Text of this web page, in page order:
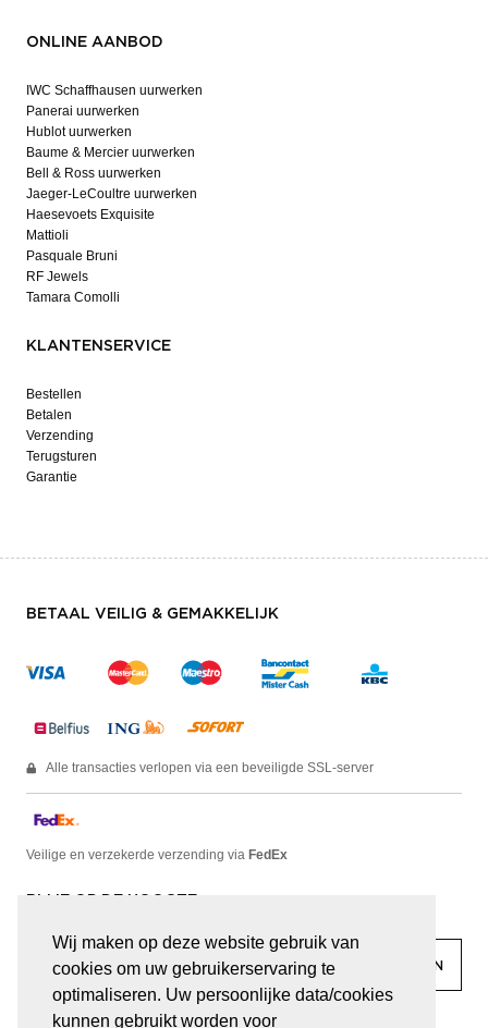
Wij maken op deze website gebruik van
cookies om uw gebruikerservaring te
optimaliseren. Uw persoonlijke data/cookies
kunnen gebruikt worden voor
ONLINE AANBOD
IWC Schaffhausen uurwerken
Panerai uurwerken
Hublot uurwerken
Baume & Mercier uurwerken
Bell & Ross uurwerken
Jaeger-LeCoultre uurwerken
Haesevoets Exquisite
Mattioli
Pasquale Bruni
RF Jewels
Tamara Comolli
KLANTENSERVICE
Bestellen
Betalen
Verzending
Terugsturen
Garantie
BETAAL VEILIG & GEMAKKELIJK
Alle transacties verlopen via een beveiligde SSL-server
Veilige en verzekerde verzending via FedEx
BLIJF OP DE HOOGTE